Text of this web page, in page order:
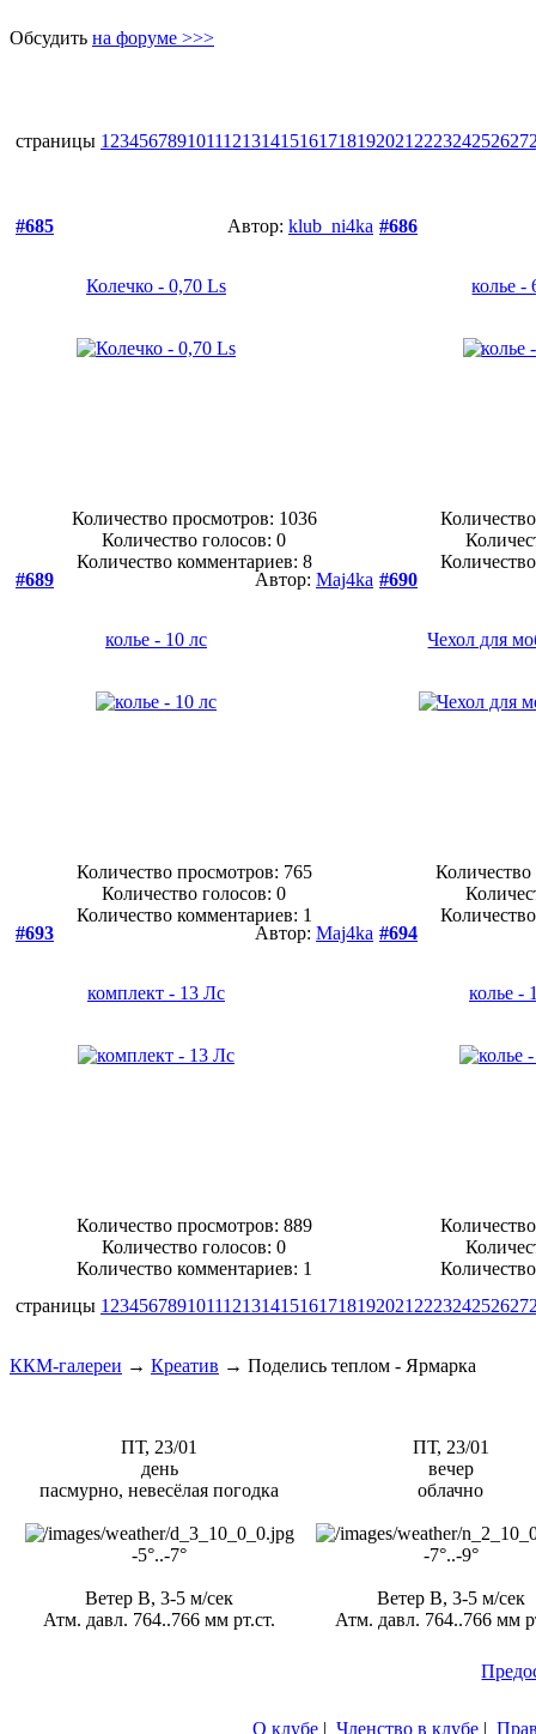
Обсудить на форуме >>>
страницы 1 23456789101112131415161718192021 222324252627
#685 Автор: klub_ni4ka
Колечко - 0,70 Ls
Количество просмотров: 1036
Количество голосов:0
Количество комментариев: 8
#686
колье -
#689
Автор: Maj4ka
колье - 10 лс
Количество просмотров: 765
Количество голосов:0
Количество комментариев: 1
#690
Чехол для
#693
Автор: Maj4ka
комплект - 13 Лс
Количество просмотров: 889
Количество голосов:0
Количество комментариев: 1
#694
колье -
страницы 1 23456789101112131415161718192021 222324252627
ККМ-галереи → Креатив → Поделись теплом - Ярмарка
ПТ, 23/01
день
пасмурно, невесёлая погодка
-5°..-7°
Ветер В, 3-5 м/сек
Атм. давл. 764..766 мм рт.ст.
ПТ, 23/01
вечер
облачно
-7°..-9°
Ветер В, 3-5 м/сек
Атм. давл. 764..766 мм
О клубе | Членство в клубе |